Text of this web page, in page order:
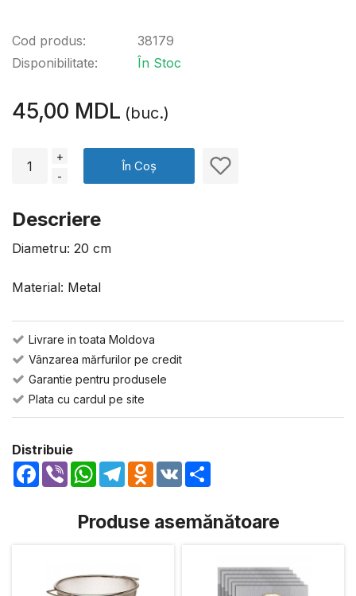
Cod produs:
Disponibilitate:
38179
În Stoc
45,00 MDL (buc.)
+
-
În Coș
Descriere
Diametru: 20 cm
Material: Metal
Livrare in toata Moldova
Vânzarea mărfurilor pe credit
Garantie pentru produsele
Plata cu cardul pe site
Distribuie
Facebook
Viber WhatsApp
TelegramOdnoklassniki
VK
Produse asemănătoare